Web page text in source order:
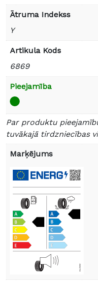
Ātruma Indekss
Y
Artikula Kods
6869
Pieejamība
Par produktu
tuvākajā tirdzniecības
Marķējums